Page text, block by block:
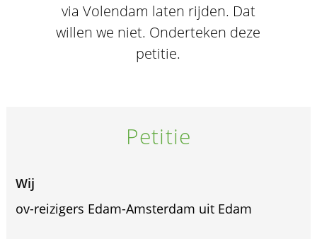
via Volendam laten rijden. Dat
willen we niet. Onderteken deze
petitie.
Petitie
Wij
ov-reizigers Edam-Amsterdam uit Edam